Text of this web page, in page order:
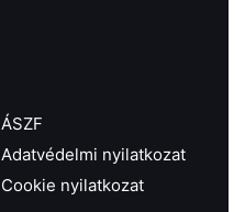
ÁSZF
Adatvédelmi nyilatkozat
Cookie nyilatkozat